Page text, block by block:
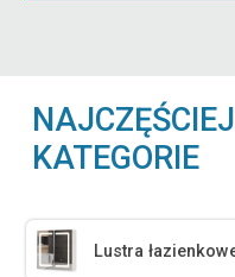
KATEGORIE
Lustra